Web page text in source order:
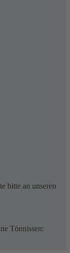
bitte an unseren
Tönnissen: